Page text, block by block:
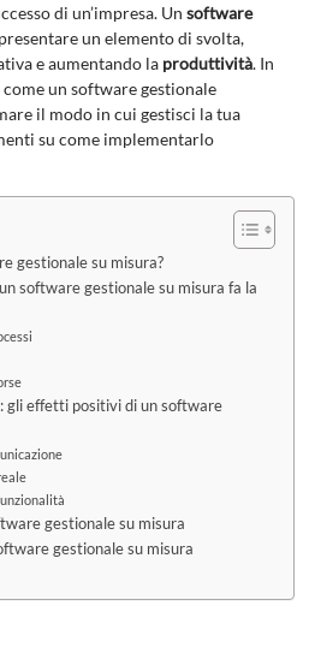
di un’impresa. Un software
un elemento di svolta,
e aumentando la produttività. In
un software gestionale
il modo in cui gestisci la tua
su come implementarlo
gestionale su misura?
software gestionale su misura fa la
effetti positivi di un software
gestionale su misura
gestionale su misura